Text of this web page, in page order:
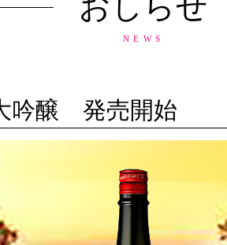
NEWS
吟醸 発売開始